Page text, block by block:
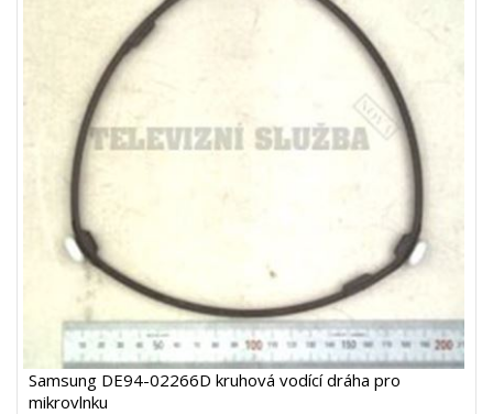
Samsung DE94-02266D kruhová vodící dráha pro
mikrovlnku